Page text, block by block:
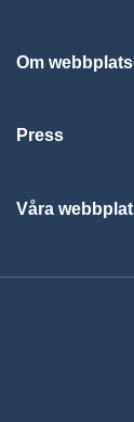
Om
Press
Våra